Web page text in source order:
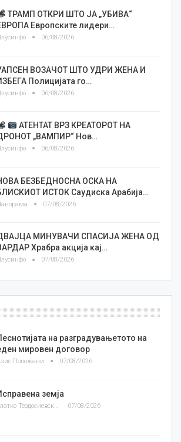
ТРАМП ОТКРИ ШТО ЈА „УБИВА“
Европските лидери…
06/08/2026
ВОЗАЧОТ ШТО УДРИ ЖЕНА И
Полицијата го…
06/08/2026
АТЕНТАТ ВРЗ КРЕАТОРОТ НА
„ВАМПИР“ Нов…
06/08/2026
БЕЗБЕДНОСНА ОСКА НА
ИСТОК Саудиска Арабија…
07/08/2026
МИНУВАЧИ СПАСИЈА ЖЕНА ОД
Храбра акција кај…
07/08/2026
на разградувањетото на
мировен договор
Положани 07/08/2026
земја
Златко Теодосиевски 07/08/2026